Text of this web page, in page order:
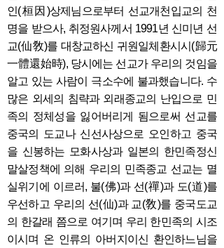
인(桓因)상제님으로부터 선교개천입교의 천
명을 받으사, 취정원사께서 1991년 신미년 선
교(仙敎)를 대창교하신 귀원일체환시시(歸元
一體還始時), 당시에는 선교가 우리의 것임을
알고 있는 사람이 극소수에 불과했습니다. 수
많은 외세의 침략과 외래종교의 난입으로 민
족의 정체성을 잃어버리게 됨으로써 선교를
중국의 도교나 신선사상으로 오인하고 중국
을 신봉하는 모화사상과 일본의 한민족정신
말살정책에 의해 우리의 민족종교 선교는 멸
실위기에 이르러, 불(佛)과 선(禪)과 도(道)를
우선하고 우리의 선(仙)과 교(敎)를 중국도교
의 한갈래 쯤으로 여기며 우리 한민족의 시조
이시며 온 인류의 아버지이신 환인하느님을